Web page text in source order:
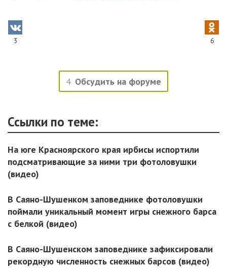
3 6
4 Обсудить на форуме
Ссылки по теме:
На юге Красноярского края ирбисы испортили
подсматривающие за ними три фотоловушки
(видео)
В Саяно-Шушенком заповеднике фотоловушки
поймали уникальный момент игры снежного барса
с белкой (видео)
В Саяно-Шушенском заповеднике зафиксировали
рекордную численность снежных барсов (видео)